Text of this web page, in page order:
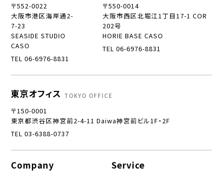
〒552-0022
大阪市港区海岸通2-
7-23
SEASIDE STUDIO
CASO
TEL 06-6976-8831
〒550-0014
大阪市西区北堀江1丁目17-1 COR
202号
HORIE BASE CASO
TEL 06-6976-8831
東京オフィス TOKYO OFFICE
〒150-0001
東京都渋谷区神宮前2-4-11 Daiwa神宮前ビル1F・2F
TEL 03-6388-0737
Company Service